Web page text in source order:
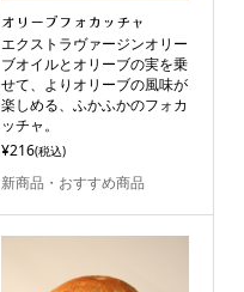
オリーブフォカッチャ
エクストラヴァージンオリー
ブオイルとオリーブの実を乗
せて、よりオリーブの風味が
楽しめる、ふかふかのフォカ
ッチャ。
¥216(税込)
新商品・おすすめ商品